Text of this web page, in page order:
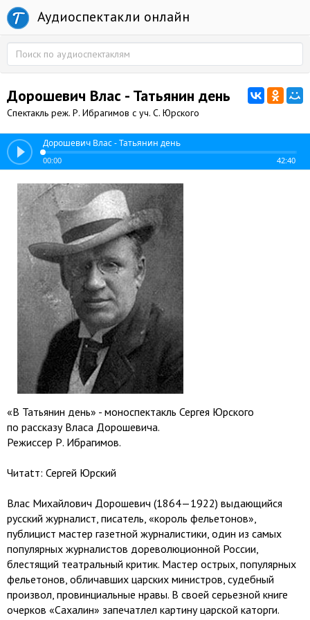
Аудиоспектакли онлайн
Дорошевич Влас - Татьянин день
Спектакль реж. Р. Ибрагимов с уч. С. Юрского
Дорошевич Влас - Татьянин день
00:00 42:40
«В Татьянин день» - моноспектакль Сергея Юрского
по рассказу Власа Дорошевича.
Режиссер Р. Ибрагимов.
Читаtт: Сергей Юрский
Влас Михайлович Дорошевич (1864—1922) выдающийся
русский журналист, писатель, «король фельетонов»,
публицист мастер газетной журналистики, один из самых
популярных журналистов дореволюционной России,
блестящий театральный критик. Мастер острых, популярных
фельетонов, обличавших царских министров, судебный
произвол, провинциальные нравы. В своей серьезной книге
очерков «Сахалин» запечатлел картину царской каторги.